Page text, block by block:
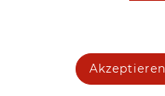
Akzeptieren